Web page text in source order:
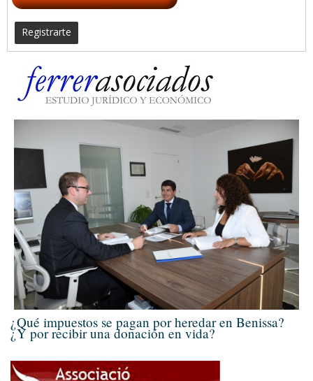
Registrarte
¿Qué impuestos se pagan por heredar en Benissa?
¿Y por recibir una donación en vida?